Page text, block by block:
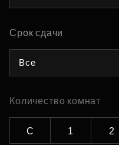
Срок сдачи
Все
Количество комнат
С 1 2